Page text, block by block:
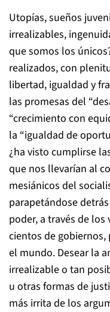
Utopías, sueños
irrealizables,
que somos los
realizados, con
libertad, igualdad y
las promesas del
“crecimiento con
la “igualdad de
¿ha visto cumplirse
que nos llevarían al
mesiánicos del
parapetándose
poder, a través de
cientos de
el mundo. Desear la
irrealizable o tan
u otras formas de
más irrita de los